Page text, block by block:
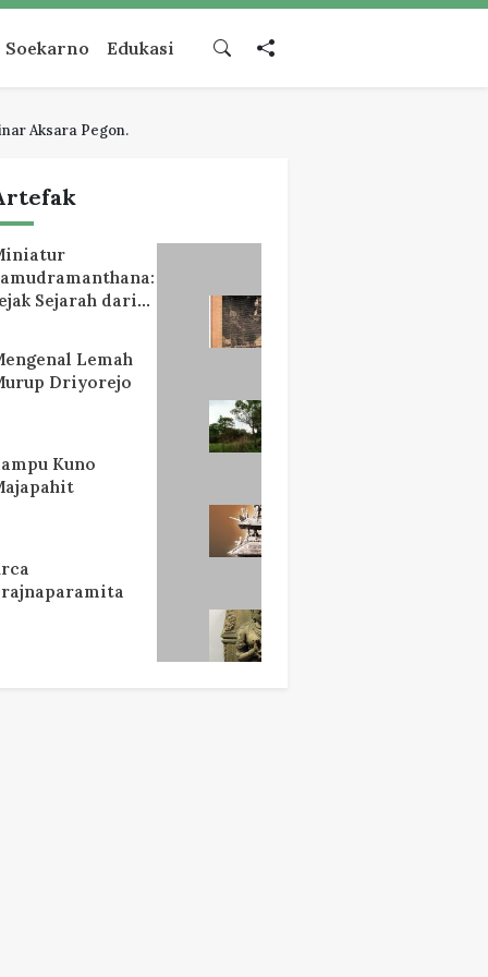
Soekarno Edukasi
Aksara Pegon.
Sejarah dari
Lemah
Driyorejo
Kuno